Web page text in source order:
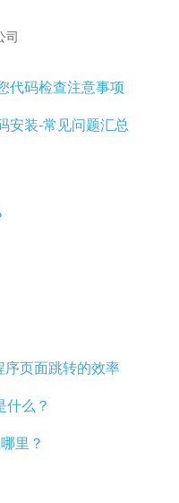
司
代码检查注意事项
安装-常见问题汇总
序页面跳转的效率
什么？
里？